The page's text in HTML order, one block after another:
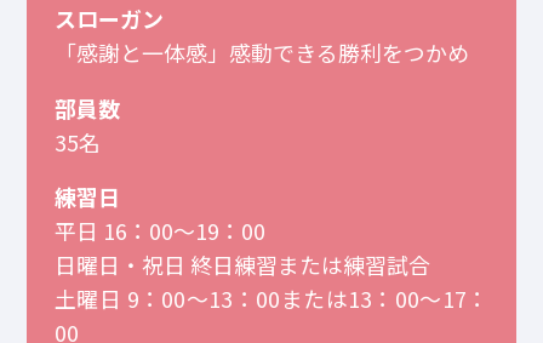
スローガン
「感謝と一体感」感動できる勝利をつかめ
部員数
35名
練習日
平日 16：00～19：00
日曜日・祝日 終日練習または練習試合
土曜日 9：00～13：00または13：00～17：
00